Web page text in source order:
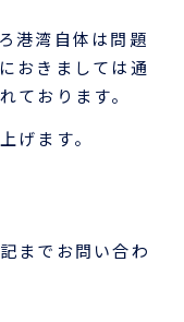
港湾自体は問題
おきましては通
ております。
げます。
までお問い合わ